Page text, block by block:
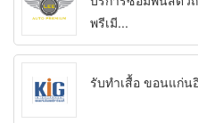
พรีเมี...
รับทำเสื้อ ขอนแก่น